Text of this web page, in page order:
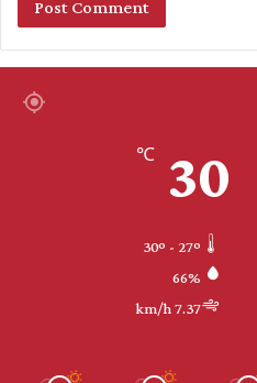
30
℃
66%
7.37 km/h